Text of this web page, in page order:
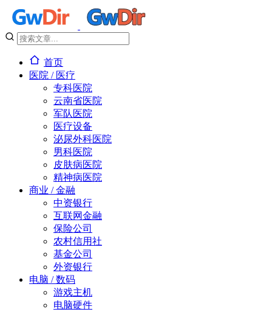
首页
医院 / 医疗
专科医院
云南省医院
军队医院
医疗设备
泌尿外科医院
男科医院
皮肤病医院
精神病医院
商业 / 金融
中资银行
互联网金融
保险公司
农村信用社
基金公司
外资银行
电脑 / 数码
游戏主机
电脑硬件